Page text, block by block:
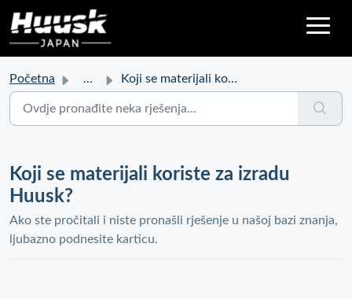
Početna ... Koji se materijali koriste za izradu Huusk?
Koji se materijali koriste za izradu
Huusk?
Ako ste pročitali i niste pronašli rješenje u našoj bazi znanja,
ljubazno podnesite karticu.